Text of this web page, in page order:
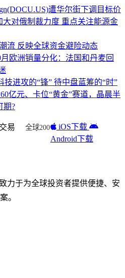
遭华尔街下调目标价
大对俄制裁力度 重点关注能源金
流 反映全球资金避险动态
欧洲销量分化：法国和丹麦回
技进攻的“锋” 待中盘蓝筹的“时”
亿元、卡位“黄金”赛道，晶晨半
期?
易
全球200
iOS下载
Android下载
力于为全球投资者提供便捷、安
。